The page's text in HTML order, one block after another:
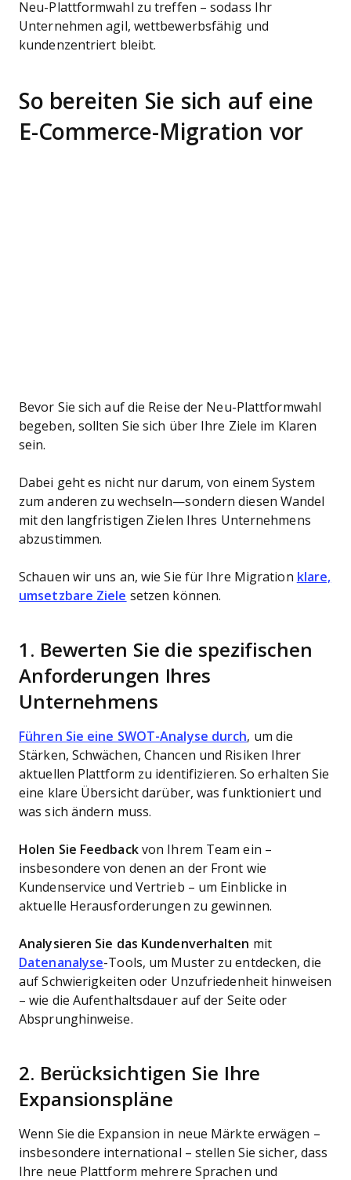
Neu-Plattformwahl zu treffen – sodass Ihr
Unternehmen agil, wettbewerbsfähig und
kundenzentriert bleibt.
So bereiten Sie sich auf eine
E-Commerce-Migration vor
Bevor Sie sich auf die Reise der Neu-Plattformwahl
begeben, sollten Sie sich über Ihre Ziele im Klaren
sein.
Dabei geht es nicht nur darum, von einem System
zum anderen zu wechseln—sondern diesen Wandel
mit den langfristigen Zielen Ihres Unternehmens
abzustimmen.
Schauen wir uns an, wie Sie für Ihre Migration klare,
umsetzbare Ziele setzen können.
1. Bewerten Sie die spezifischen
Anforderungen Ihres
Unternehmens
Führen Sie eine SWOT-Analyse durch, um die
Stärken, Schwächen, Chancen und Risiken Ihrer
aktuellen Plattform zu identifizieren. So erhalten Sie
eine klare Übersicht darüber, was funktioniert und
was sich ändern muss.
Holen Sie Feedbackvon Ihrem Team ein –
insbesondere von denen an der Front wie
Kundenservice und Vertrieb – um Einblicke in
aktuelle Herausforderungen zu gewinnen.
Analysieren Sie das Kundenverhalten mit
Datenanalyse-Tools, um Muster zu entdecken, die
auf Schwierigkeiten oder Unzufriedenheit hinweisen
– wie die Aufenthaltsdauer auf der Seite oder
Absprunghinweise.
2. Berücksichtigen Sie Ihre
Expansionspläne
Wenn Sie die Expansion in neue Märkte erwägen –
insbesondere international – stellen Sie sicher, dass
Ihre neue Plattform mehrere Sprachen und